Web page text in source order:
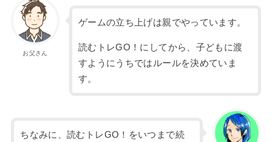
お父さん
ゲームの立ち上げは親でやっています。
読むトレGO！にしてから、子どもに渡
すようにうちではルールを決めていま
す。
ちなみに、読むトレGO！をいつまで続